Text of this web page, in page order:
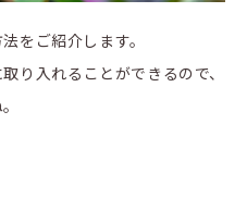
をご紹介します。
り入れることができるので、